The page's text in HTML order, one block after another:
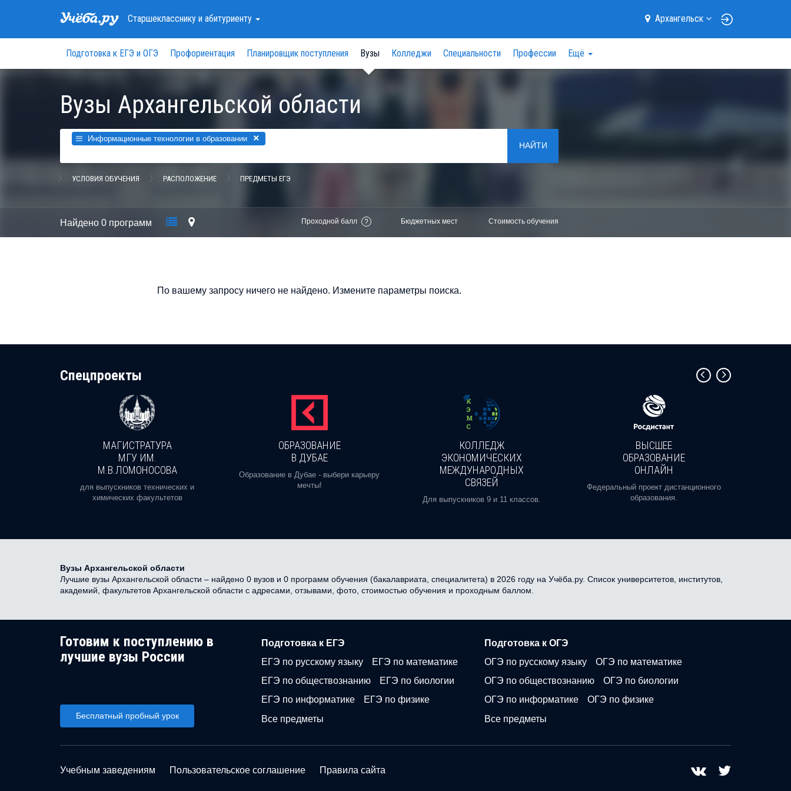
Старшеклассникуи абитуриенту Архангельск
Подготовка к ЕГЭ и ОГЭ Профориентация Планировщик поступления Вузы Колледжи Специальности Профессии Ещё
Вузы Архангельской области
Информационные технологии в образовании ×
НАЙТИ
УСЛОВИЯ ОБУЧЕНИЯ РАСПОЛОЖЕНИЕ ПРЕДМЕТЫ ЕГЭ
Найдено 0 программ Проходной балл ? Бюджетных мест Стоимость обучения
По вашему запросу ничего не найдено. Измените параметры поиска.
Cпецпроекты
МАГИСТРАТУРА
МГУ ИМ.
М.В.ЛОМОНОСОВА
для выпускников технических и
химических факультетов
ОБРАЗОВАНИЕ
В ДУБАЕ
Образование в Дубае - выбери карьеру
мечты!
КОЛЛЕДЖ
ЭКОНОМИЧЕСКИХ
МЕЖДУНАРОДНЫХ
СВЯЗЕЙ
Для выпускников 9 и 11 классов.
ВЫСШЕЕ
ОБРАЗОВАНИЕ
ОНЛАЙН
Федеральный проект дистанционного
образования.
Вузы Архангельской области
Лучшие вузы Архангельской области – найдено 0 вузов и 0 программ обучения (бакалавриата, специалитета) в 2026 году на Учёба.ру. Список университетов, институтов,
академий, факультетов Архангельской области с адресами, отзывами, фото, стоимостью обучения и проходным баллом.
Готовим к поступлению в
лучшие вузы России
Бесплатный пробный урок
Подготовка к ЕГЭ
ЕГЭ по русскому языку
ЕГЭ по математике
ЕГЭ по обществознанию
ЕГЭ по биологии
ЕГЭ по информатике
ЕГЭ по физике
Все предметы
Подготовка к ОГЭ
ОГЭ по русскому языку
ОГЭ по математике
ОГЭ по обществознанию
ОГЭ по биологии
ОГЭ по информатике
ОГЭ по физике
Все предметы
Учебным заведениям Пользовательское соглашение Правила сайта